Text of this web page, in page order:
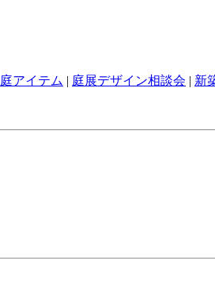
庭アイテム | 庭展デザイン相談会 | 新